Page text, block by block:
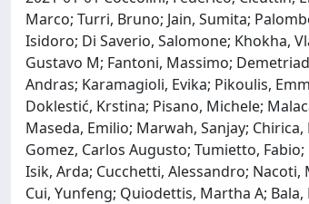
Marco; Turri, Bruno; Jain, Sumita;
Isidoro; Di Saverio, Salomone; Khokha,
Gustavo M; Fantoni, Massimo;
Andras; Karamagioli, Evika; Pikoulis,
Doklestić, Krstina; Pisano, Michele;
Maseda, Emilio; Marwah, Sanjay;
Gomez, Carlos Augusto; Tumietto,
Isik, Arda; Cucchetti, Alessandro;
Cui, Yunfeng; Quiodettis, Martha A;